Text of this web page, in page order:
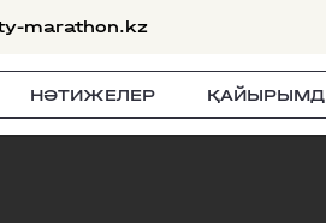
marathon.kz
НӘТИЖЕЛЕР